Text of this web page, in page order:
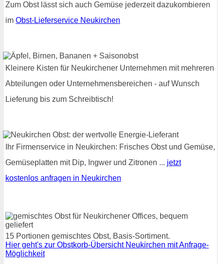
Zum Obst lässt sich auch Gemüse jederzeit dazukombieren
im Obst-Lieferservice Neukirchen
Kleinere Kisten für Neukirchener Unternehmen mit mehreren
Abteilungen oder Unternehmensbereichen - auf Wunsch
Lieferung bis zum Schreibtisch!
Ihr Firmenservice in Neukirchen: Frisches Obst und Gemüse,
Gemüseplatten mit Dip, Ingwer und Zitronen ... jetzt
kostenlos anfragen in Neukirchen
15 Portionen gemischtes Obst, Basis-Sortiment.
Hier geht's zur Obstkorb-Übersicht Neukirchen mit Anfrage-
Möglichkeit